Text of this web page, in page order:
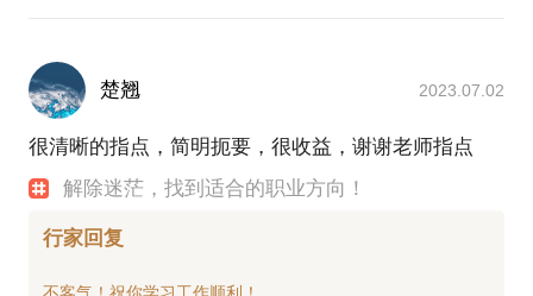
楚翘 2023.07.02
很清晰的指点，简明扼要，很收益，谢谢老师指点
解除迷茫，找到适合的职业方向！
行家回复